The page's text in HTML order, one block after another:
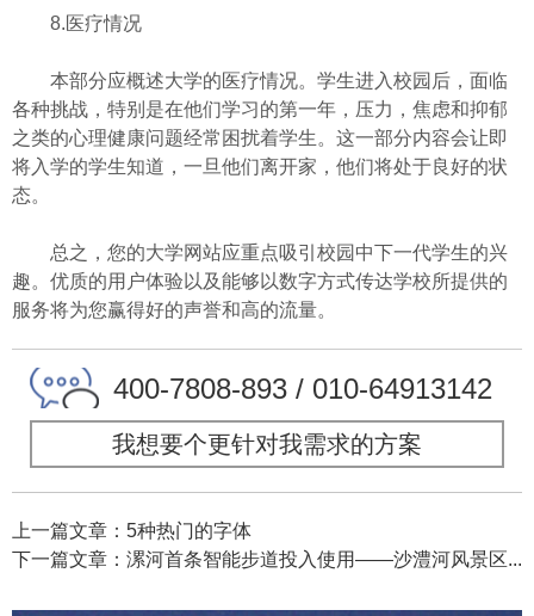
8.医疗情况
本部分应概述大学的医疗情况。学生进入校园后，面临
各种挑战，特别是在他们学习的第一年，压力，焦虑和抑郁
之类的心理健康问题经常困扰着学生。这一部分内容会让即
将入学的学生知道，一旦他们离开家，他们将处于良好的状
态。
总之，您的大学网站应重点吸引校园中下一代学生的兴
趣。优质的用户体验以及能够以数字方式传达学校所提供的
服务将为您赢得好的声誉和高的流量。
400-7808-893 / 010-64913142
我想要个更针对我需求的方案
上一篇文章：5种热门的字体
下一篇文章：漯河首条智能步道投入使用——沙澧河风景区...